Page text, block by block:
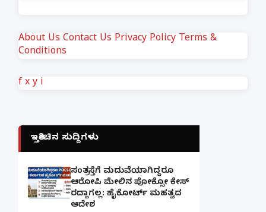
About Us Contact Us Privacy Policy Terms &
Conditions
f x y i
ಇತ್ತೀಚಿನ ಸುದ್ದಿಗಳು
ಸಂತ್ರಸ್ತೆಗೆ ಮದುವೆಯಾಗಿದ್ದರೂ
ಆರೋಪಿ ಮೇಲಿನ ಪೋಕ್ಸೋ ಕೇಸ್
ರದ್ದಾಗಲ್ಲ: ಹೈಕೋರ್ಟ್ ಮಹತ್ವದ
ಆದೇಶ